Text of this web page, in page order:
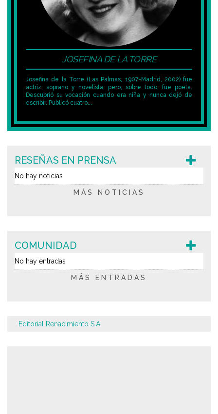
JOSEFINA DE LA TORRE
Josefina de la Torre (Las Palmas, 1907-Madrid, 2002) fue
actriz, soprano y novelista, pero, sobre todo, fue poeta.
Descubrió su vocación cuando era niña y nunca dejó de
escribir. Publicó cuatro...
RESEÑAS EN PRENSA
No hay noticias
MÁS NOTICIAS
COMUNIDAD
No hay entradas
MÁS ENTRADAS
Editorial Renacimiento S.A.